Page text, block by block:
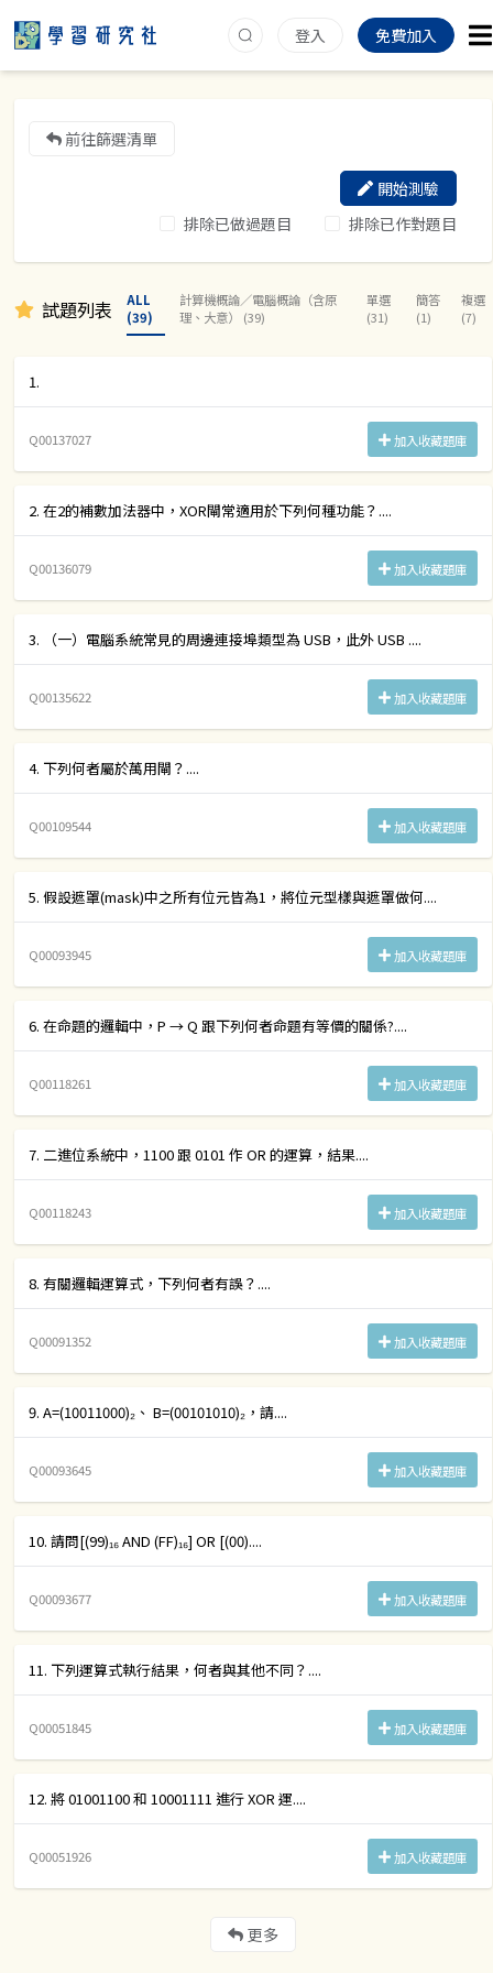
登入 免費加入
前往篩選清單
排除已做過題目 排除已作對題目
開始測驗
試題列表
ALL
(39)
計算機概論∕電腦概論（含原
理、大意） (39)
單選
(31)
簡答
(1)
複選
(7)
1.
Q00137027 加入收藏題庫
2. 在2的補數加法器中，XOR閘常適用於下列何種功能？....
Q00136079 加入收藏題庫
3. （一）電腦系統常見的周邊連接埠類型為 USB，此外 USB ....
Q00135622 加入收藏題庫
4. 下列何者屬於萬用閘？....
Q00109544 加入收藏題庫
5. 假設遮罩(mask)中之所有位元皆為1，將位元型樣與遮罩做何....
Q00093945 加入收藏題庫
6. 在命題的邏輯中，P → Q 跟下列何者命題有等價的關係?....
Q00118261 加入收藏題庫
7. 二進位系統中，1100 跟 0101 作 OR 的運算，結果....
Q00118243 加入收藏題庫
8. 有關邏輯運算式，下列何者有誤？....
Q00091352 加入收藏題庫
9. A=(10011000)₂、 B=(00101010)₂，請....
Q00093645 加入收藏題庫
10. 請問[(99)₁₆ AND (FF)₁₆] OR [(00)....
Q00093677 加入收藏題庫
11. 下列運算式執行結果，何者與其他不同？....
Q00051845 加入收藏題庫
12. 將 01001100 和 10001111 進行 XOR 運....
Q00051926 加入收藏題庫
更多